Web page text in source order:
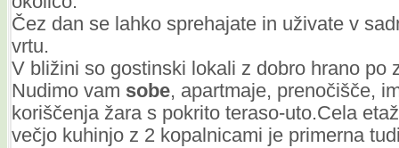
Čez dan se lahko sprehajate in uživate v
vrtu.
V bližini so gostinski lokali z dobro hrano po
Nudimo vam sobe, apartmaje, prenočišče,
koriščenja žara s pokrito teraso-uto.Cela
večjo kuhinjo z 2 kopalnicami je primerna